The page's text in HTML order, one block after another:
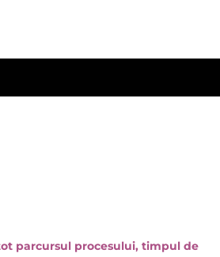
parcursul procesului, timpul de